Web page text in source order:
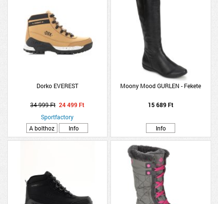
Dorko EVEREST
34 999 Ft 24 499 Ft
Sportfactory
A bolthoz
Info
Moony Mood GURLEN - Fekete
15 689 Ft
Info